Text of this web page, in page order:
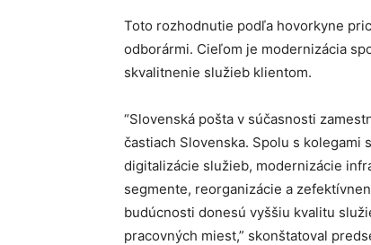
Toto rozhodnutie podľa hovorkyne
odborármi. Cieľom je modernizácia
skvalitnenie služieb klientom.
“Slovenská pošta v súčasnosti
častiach Slovenska. Spolu s
digitalizácie služieb, modernizácie
segmente, reorganizácie a
budúcnosti donesú vyššiu kvalitu
pracovných miest,” skonštatoval